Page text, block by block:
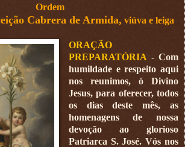
Ordem
Cabrera de Armida, viúva e leiga
ORAÇÃO
PREPARATÓRIA -Com
humildade e respeito aqui
nos reunimos, ó Divino
Jesus, para oferecer, todos
os dias deste mês, as
homenagens de nossa
devoção ao glorioso
Patriarca S. José. Vós nos